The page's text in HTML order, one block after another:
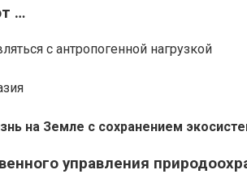
…
с антропогенной нагрузкой
на Земле с сохранением
управления